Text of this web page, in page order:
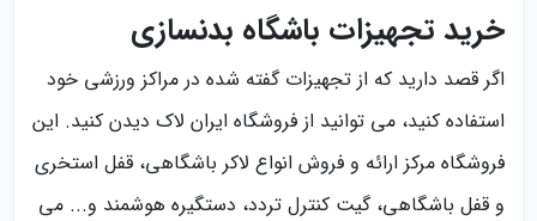
خرید تجهیزات باشگاه بدنسازی
اگر قصد دارید که از تجهیزات گفته شده در مراکز ورزشی خود
استفاده کنید، می توانید از فروشگاه ایران لاک دیدن کنید. این
فروشگاه مرکز ارائه و فروش انواع لاکر باشگاهی، قفل استخری
و قفل باشگاهی، گیت کنترل تردد، دستگیره هوشمند و... می